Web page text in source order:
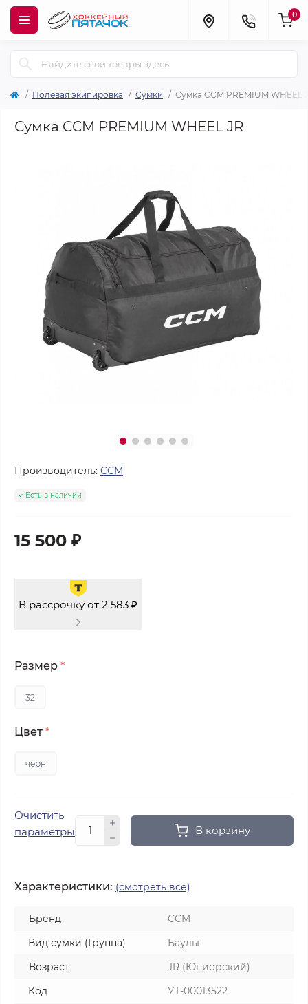
0
Полевая экипировка Сумки Сумка CCM PREMIUM WHEEL
Сумка CCM PREMIUM WHEEL JR
Производитель: CCM
Есть в наличии
15 500 ₽
В рассрочку от 2 583 ₽
Размер *
32
Цвет *
черн
Очистить
параметры
В корзину
Характеристики: (смотреть все)
Бренд
CCM
Вид сумки (Группа)
Баулы
Возраст
JR (Юниорский)
Код
УТ-00013522